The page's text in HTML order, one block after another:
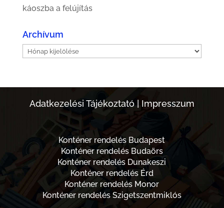
káoszba a felújítás
Archívum
Archívum
Adatkezelési Tájékoztató | Impresszum
Konténer rendelés Budapest
Konténer rendelés Budaörs
Konténer rendelés Dunakeszi
Konténer rendelés Érd
Konténer rendelés Monor
Konténer rendelés Szigetszentmiklós